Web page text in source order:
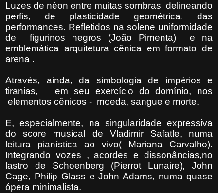
Luzes de néon entre muitas sombras delineando
perfis, de plasticidade geométrica, das
performances. Refletidos na solene uniformidade
de figurinos negros (João Pimenta) e na
emblemática arquitetura cênica em formato de
arena .
Através, ainda, da simbologia de impérios e
tiranias, em seu exercício do domínio, nos
elementos cênicos - moeda, sangue e morte.
E, especialmente, na singularidade expressiva
do score musical de Vladimir Safatle, numa
leitura pianística ao vivo( Mariana Carvalho).
Integrando vozes , acordes e dissonâncias,no
lastro de Schoenberg (Pierrot Lunaire), John
Cage, Philip Glass e John Adams, numa quase
ópera minimalista.